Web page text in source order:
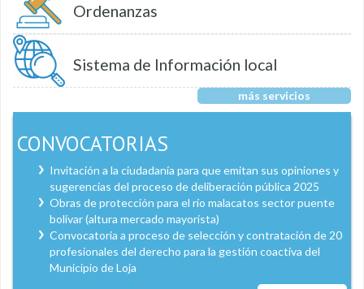
Ordenanzas
Sistema de Información local
más servicios
CONVOCATORIAS
Invitación a la ciudadanía para que emitan sus opiniones y
sugerencias del proceso de deliberación pública 2025
Obras de protección para el río malacatos sector puente
bolívar (altura mercado mayorista)
Convocatoria a proceso de selección y contratación de 20
profesionales del derecho para la gestión coactiva del
Municipio de Loja